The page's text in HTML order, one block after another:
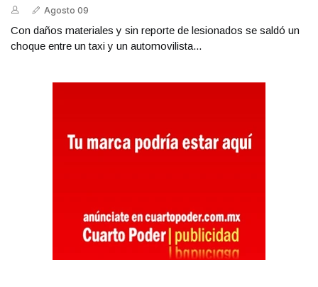
Agosto 09
Con daños materiales y sin reporte de lesionados se saldó un
choque entre un taxi y un automovilista...